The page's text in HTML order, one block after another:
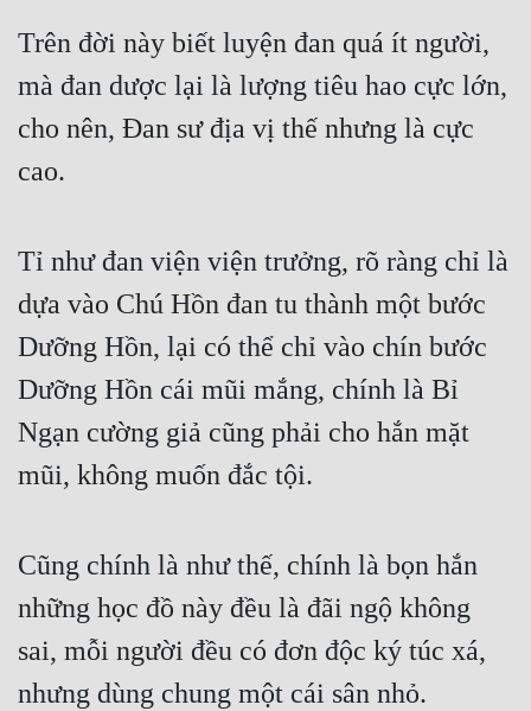
Trên đời này biết luyện đan quá ít người,
mà đan dược lại là lượng tiêu hao cực lớn,
cho nên, Đan sư địa vị thế nhưng là cực
cao.
Tỉ như đan viện viện trưởng, rõ ràng chỉ là
dựa vào Chú Hồn đan tu thành một bước
Dưỡng Hồn, lại có thể chỉ vào chín bước
Dưỡng Hồn cái mũi mắng, chính là Bỉ
Ngạn cường giả cũng phải cho hắn mặt
mũi, không muốn đắc tội.
Cũng chính là như thế, chính là bọn hắn
những học đồ này đều là đãi ngộ không
sai, mỗi người đều có đơn độc ký túc xá,
nhưng dùng chung một cái sân nhỏ.